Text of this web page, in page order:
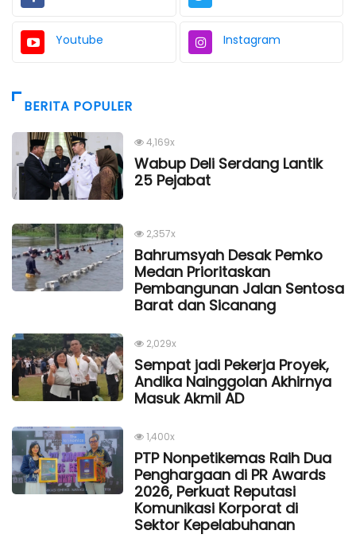
Youtube Instagram
BERITA POPULER
4,169x
Wabup Deli Serdang Lantik
25 Pejabat
2,357x
Bahrumsyah Desak Pemko
Medan Prioritaskan
Pembangunan Jalan Sentosa
Barat dan Sicanang
2,029x
Sempat jadi Pekerja Proyek,
Andika Nainggolan Akhirnya
Masuk Akmil AD
1,400x
PTP Nonpetikemas Raih Dua
Penghargaan di PR Awards
2026, Perkuat Reputasi
Komunikasi Korporat di
Sektor Kepelabuhanan